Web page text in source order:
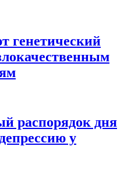
генетический
распорядок дня
у